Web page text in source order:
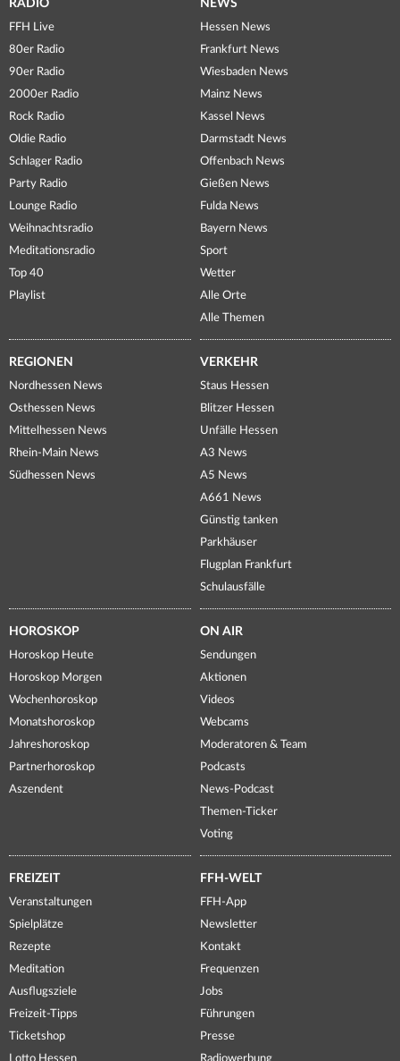
RADIO
FFH Live
80er Radio
90er Radio
2000er Radio
Rock Radio
Oldie Radio
Schlager Radio
Party Radio
Lounge Radio
Weihnachtsradio
Meditationsradio
Top 40
Playlist
NEWS
Hessen News
Frankfurt News
Wiesbaden News
Mainz News
Kassel News
Darmstadt News
Offenbach News
Gießen News
Fulda News
Bayern News
Sport
Wetter
Alle Orte
Alle Themen
REGIONEN
Nordhessen News
Osthessen News
Mittelhessen News
Rhein-Main News
Südhessen News
VERKEHR
Staus Hessen
Blitzer Hessen
Unfälle Hessen
A3 News
A5 News
A661 News
Günstig tanken
Parkhäuser
Flugplan Frankfurt
Schulausfälle
HOROSKOP
Horoskop Heute
Horoskop Morgen
Wochenhoroskop
Monatshoroskop
Jahreshoroskop
Partnerhoroskop
Aszendent
ON AIR
Sendungen
Aktionen
Videos
Webcams
Moderatoren & Team
Podcasts
News-Podcast
Themen-Ticker
Voting
FREIZEIT
Veranstaltungen
Spielplätze
Rezepte
Meditation
Ausflugsziele
Freizeit-Tipps
Ticketshop
Lotto Hessen
FFH-WELT
FFH-App
Newsletter
Kontakt
Frequenzen
Jobs
Führungen
Presse
Radiowerbung